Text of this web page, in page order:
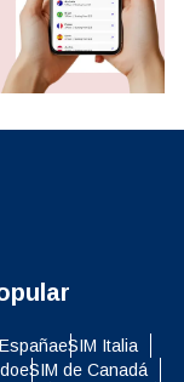
eSIM Italia
eSIM de Canadá